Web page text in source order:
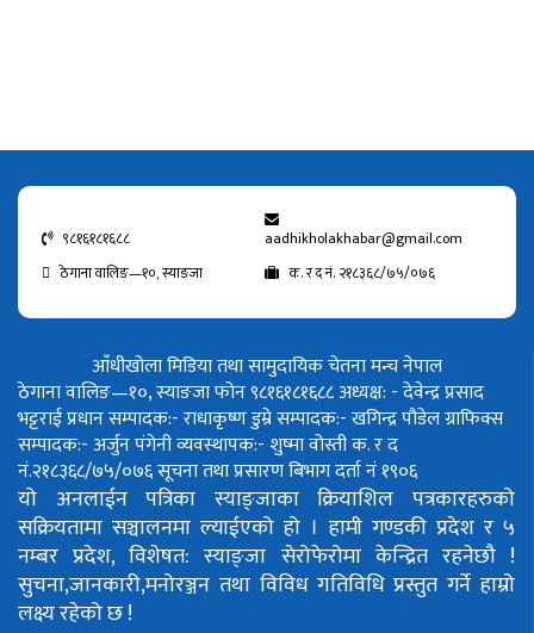
९८१६१८१६८८
aadhikholakhabar@gmail.com
ठेगाना वालिङ—१०, स्याङजा
क. र द नं. २१८३६८/७५/०७६
आँधीखोला मिडिया तथा सामुदायिक चेतना मन्च नेपाल
ठेगाना वालिङ—१०, स्याङजा फोन ९८१६१८१६८८अध्यक्ष: - देवेन्द्र प्रसाद
भट्टराईप्रधान सम्पादक:- राधाकृष्ण डुम्रेसम्पादक:- खगिन्द्र पौडेलग्राफिक्स
सम्पादक:- अर्जुन पंगेनीव्यवस्थापक:- शुष्मा वोस्तीक. र द
नं.२१८३६८/७५/०७६सूचना तथा प्रसारण बिभाग दर्ता नं १९०६
यो अनलाईन पत्रिका स्याङ्जाका क्रियाशिल पत्रकारहरुको
सक्रियतामा सञ्चालनमा ल्याईएको हो । हामी गण्डकी प्रदेश र ५
नम्बर प्रदेश, विशेषत: स्याङ्जा सेरोफेरोमा केन्द्रित रहनेछौ !
सुचना,जानकारी,मनोरञ्जन तथा विविध गतिविधि प्रस्तुत गर्ने हाम्रो
लक्ष्य रहेको छ !